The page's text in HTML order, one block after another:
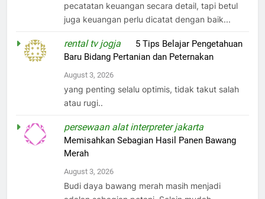
pecatatan keuangan secara detail, tapi betul
juga keuangan perlu dicatat dengan baik...
rental tv jogja
5 Tips Belajar Pengetahuan
Baru Bidang Pertanian dan Peternakan
August 3, 2026
yang penting selalu optimis, tidak takut salah
atau rugi..
persewaan alat interpreter jakarta
Memisahkan Sebagian Hasil Panen Bawang
Merah
August 3, 2026
Budi daya bawang merah masih menjadi